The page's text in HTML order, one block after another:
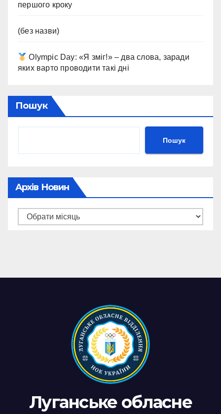
першого кроку
(без назви)
Olympic Day: «Я зміг!» – два слова, заради
яких варто проводити такі дні
Пошук
Пошук
Архів Новин
Архів
Луганське обласне